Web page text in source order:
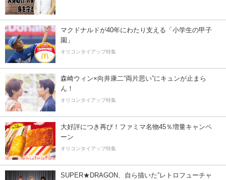
マクドナルドが40年にわたり支える「小学生の甲子
園」
オリコンタイアップ特集
森崎ウィン×向井康二“両片思い”にキュンが止まら
ん！
オリコンタイアップ特集
大好評につき再び！ファミマ名物45％増量キャンペ
ーン
オリコンタイアップ特集
SUPER★DRAGON、自ら描いた”レトロフューチャ